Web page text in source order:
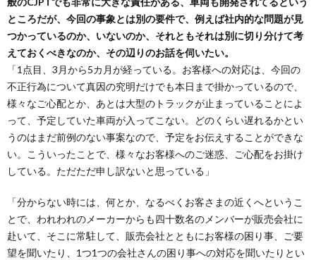
ところだが、今回の事象とは別の要件で、例えば社内的な問題が見
つかっているのか、いないのか、それともそれは別に切り分けて考
えておくべきなのか、その辺りのお話を伺いたい。
「1点目、3月から5カ月が経っている。お客様への対応は、今回の
不正行為について真因の究明だけでも本日まで掛かっているので、
様々なご心配とか、あとは大型のトラックが止まっていることによ
って、予定していた車両が入ってこない。どのくらい遅れるかとい
うのはまだ前例のない事案なので、予定をお伝えすることができな
い。こういったことで、様々なお客様へのご迷惑、ご心配をお掛け
している。ただただ申し訳ないと思っている」
「分からない時には、何とか、なるべくお客さまの近くへというこ
とで、われわれのメーカーからも四十数名のメンバーが販売会社に
赴いて、そこに常駐して、販売会社とともにお客様の困り事、ご要
望を聞いたり、1つ1つの会社さんの困り事への対応を聞いたりとい